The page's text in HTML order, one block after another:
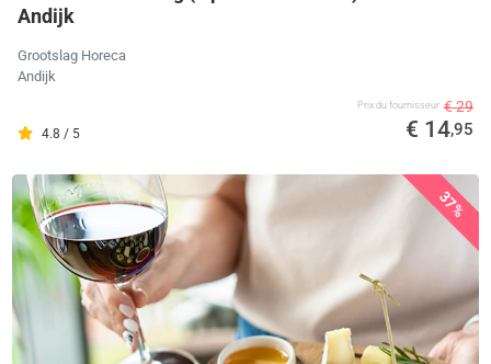
Andijk
Grootslag Horeca
Andijk
4.8 / 5
Prix ​​du fournisseur € 29
€ 14,95
37%